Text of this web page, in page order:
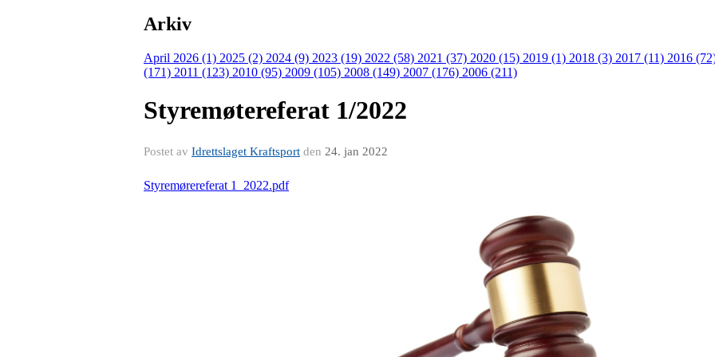
Arkiv
April 2026 (1) 2025 (2) 2024 (9) 2023 (19) 2022 (58) 2021 (37) 2020 (15) 2019 (1) 2018 (3) 2017 (11) 2016
(171) 2011 (123) 2010 (95) 2009 (105) 2008 (149) 2007 (176) 2006 (211)
Styremøtereferat 1/2022
Postet av Idrettslaget Kraftsport den 24. jan 2022
Styremørereferat 1_2022.pdf